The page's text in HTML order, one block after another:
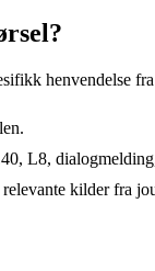
henvendelse
L8,
kilder fra